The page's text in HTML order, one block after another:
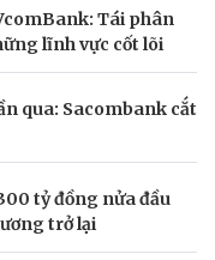
Tái phân
lĩnh vực cốt lõi
qua: Sacombank cắt
tỷ đồng nửa đầu
trở lại